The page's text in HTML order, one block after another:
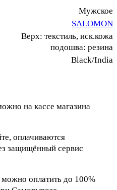
Мужское
SALOMON
Верх: текстиль, иск.кожа
подошва: резина
Black/India
на кассе магазина
оплачиваются
защищённый сервис
оплатить до 100%